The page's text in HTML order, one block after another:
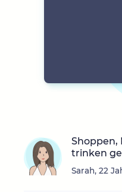
Shoppen,
trinken
Sarah, 22